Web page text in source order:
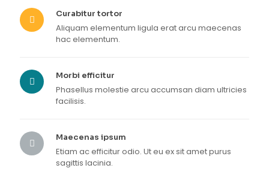
Curabitur tortor
Aliquam elementum ligula erat arcu maecenas
hac elementum.
Morbi efficitur
Phasellus molestie arcu accumsan diam ultricies
facilisis.
Maecenas ipsum
Etiam ac efficitur odio. Ut eu ex sit amet purus
sagittis lacinia.